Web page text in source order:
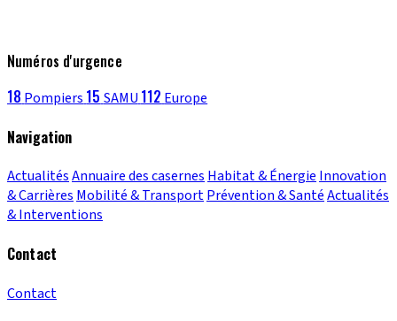
Numéros d'urgence
18 Pompiers 15 SAMU 112 Europe
Navigation
ActualitésAnnuaire des casernes Habitat & Énergie Innovation
& Carrières Mobilité & TransportPrévention & SantéActualités
& Interventions
Contact
Contact